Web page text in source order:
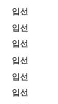
입선
입선
입선
입선
입선
입선